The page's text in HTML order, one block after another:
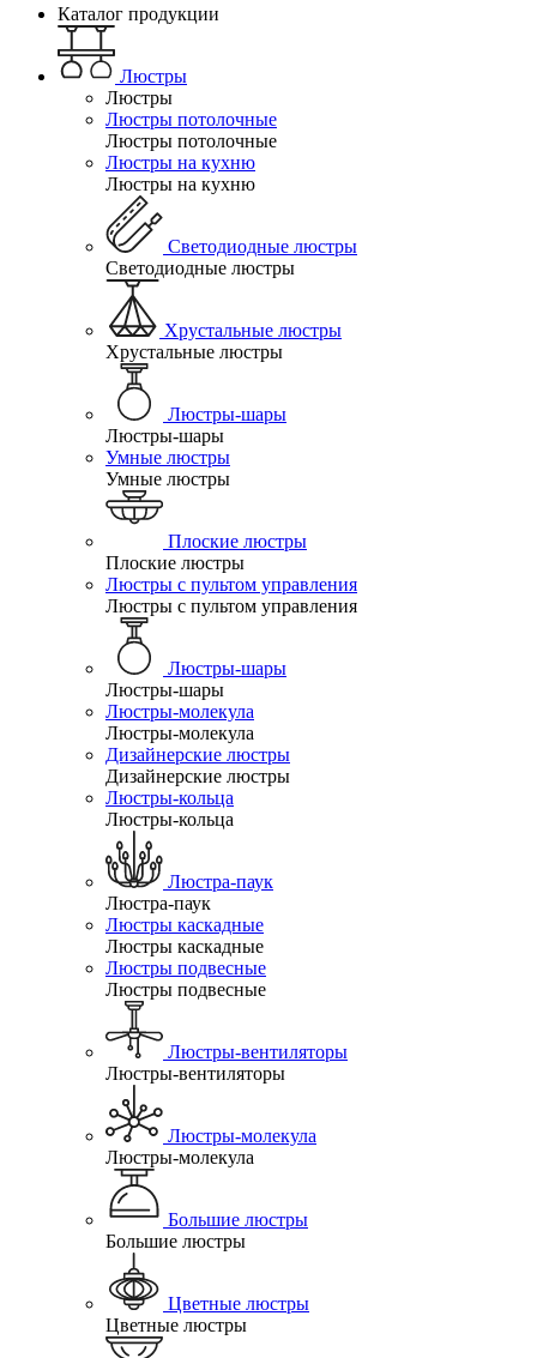
Каталог продукции
Люстры
Люстры
Люстры потолочные
Люстры потолочные
Люстры на кухню
Люстры на кухню
Светодиодные люстры
Светодиодные люстры
Хрустальные люстры
Хрустальные люстры
Люстры-шары
Люстры-шары
Умные люстры
Умные люстры
Плоские люстры
Плоские люстры
Люстры с пультом управления
Люстры с пультом управления
Люстры-шары
Люстры-шары
Люстры-молекула
Люстры-молекула
Дизайнерские люстры
Дизайнерские люстры
Люстры-кольца
Люстры-кольца
Люстра-паук
Люстра-паук
Люстры каскадные
Люстры каскадные
Люстры подвесные
Люстры подвесные
Люстры-вентиляторы
Люстры-вентиляторы
Люстры-молекула
Люстры-молекула
Большие люстры
Большие люстры
Цветные люстры
Цветные люстры